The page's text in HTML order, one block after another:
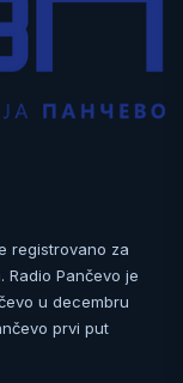
registrovano za
Radio Pančevo je
u decembru
prvi put